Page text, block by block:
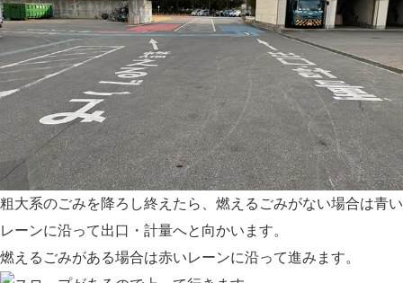
粗大系のごみを降ろし終えたら、燃えるごみがない場合は青い
レーンに沿って出口・計量へと向かいます。
燃えるごみがある場合は赤いレーンに沿って進みます。